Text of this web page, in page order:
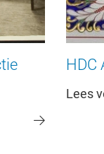
HDC
Lees